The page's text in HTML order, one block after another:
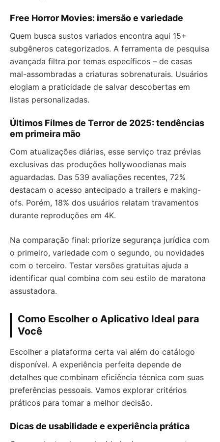
Free Horror Movies: imersão e variedade
Quem busca sustos variados encontra aqui 15+
subgêneros categorizados. A ferramenta de pesquisa
avançada filtra por temas específicos – de casas
mal-assombradas a criaturas sobrenaturais. Usuários
elogiam a praticidade de salvar descobertas em
listas personalizadas.
Últimos Filmes de Terror de 2025: tendências
em primeira mão
Com atualizações diárias, esse serviço traz prévias
exclusivas das produções hollywoodianas mais
aguardadas. Das 539 avaliações recentes, 72%
destacam o acesso antecipado a trailers e making-
ofs. Porém, 18% dos usuários relatam travamentos
durante reproduções em 4K.
Na comparação final: priorize segurança jurídica com
o primeiro, variedade com o segundo, ou novidades
com o terceiro. Testar versões gratuitas ajuda a
identificar qual combina com seu estilo de maratona
assustadora.
Como Escolher o Aplicativo Ideal para
Você
Escolher a plataforma certa vai além do catálogo
disponível. A experiência perfeita depende de
detalhes que combinam eficiência técnica com suas
preferências pessoais. Vamos explorar critérios
práticos para tomar a melhor decisão.
Dicas de usabilidade e experiência prática